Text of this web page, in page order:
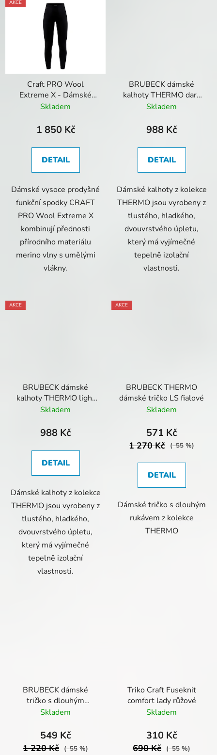
AKCE
Craft PRO Wool
Extreme X - Dámské
spodky
Skladem
1 850 Kč
DETAIL
Dámské vysoce prodyšné
funkční spodky CRAFT
PRO Wool Extreme X
kombinují přednosti
přírodního materiálu
merino vlny s umělými
vlákny.
BRUBECK dámské
kalhoty THERMO dark
Blue
Skladem
988 Kč
DETAIL
Dámské kalhoty z kolekce
THERMO jsou vyrobeny z
tlustého, hladkého,
dvouvrstvého úpletu,
který má vyjímečné
tepelně izolační
vlastnosti.
AKCE
BRUBECK dámské
kalhoty THERMO light
Blue
Skladem
988 Kč
DETAIL
Dámské kalhoty z kolekce
THERMO jsou vyrobeny z
tlustého, hladkého,
dvouvrstvého úpletu,
který má vyjímečné
tepelně izolační
vlastnosti.
AKCE
BRUBECK THERMO
dámské tričko LS fialové
Skladem
571 Kč
1 270 Kč (–55 %)
DETAIL
Dámské tričko s dlouhým
rukávem z kolekce
THERMO
BRUBECK dámské
tričko s dlouhým
rukávem 3D PRO-
Skladem
549 Kč
1 220 Kč (–55 %)
Triko Craft Fuseknit
comfort lady růžové
Skladem
310 Kč
690 Kč (–55 %)